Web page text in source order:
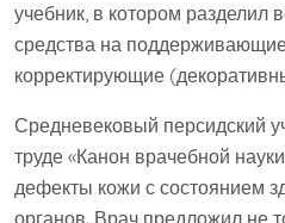
учебник, в котором разделил
средства на
корректирующие
Средневековый персидский
труде «Канон врачебной
дефекты кожи с состоянием